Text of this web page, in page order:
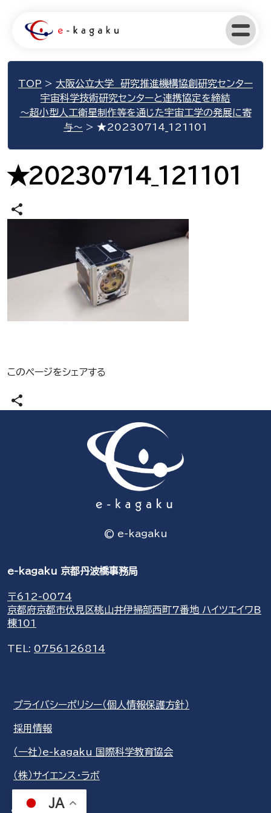
TOP > 大阪公立大学 研究推進機構協創研究センター
宇宙科学技術研究センターと連携協定を締結
～超小型人工衛星制作等を通じた宇宙工学の発展に寄
与～ > ★20230714_121101
★20230714_121101
share
このページをシェアする
share
© e-kagaku
e-kagaku 京都丹波橋事務局
〒612-0074
京都府京都市伏見区桃山井伊掃部西町7番地 ハイツエイワB
棟101
TEL: 0756126814
プライバシーポリシー（個人情報保護方針）
採用情報
（一社）e-kagaku 国際科学教育協会
（株）サイエンス・ラボ
JA